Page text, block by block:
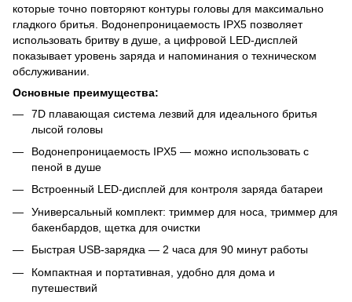
которые точно повторяют контуры головы для максимально
гладкого бритья. Водонепроницаемость IPX5 позволяет
использовать бритву в душе, а цифровой LED-дисплей
показывает уровень заряда и напоминания о техническом
обслуживании.
Основные преимущества:
7D плавающая система лезвий для идеального бритья
лысой головы
Водонепроницаемость IPX5 — можно использовать с
пеной в душе
Встроенный LED-дисплей для контроля заряда батареи
Универсальный комплект: триммер для носа, триммер для
бакенбардов, щетка для очистки
Быстрая USB-зарядка — 2 часа для 90 минут работы
Компактная и портативная, удобно для дома и
путешествий